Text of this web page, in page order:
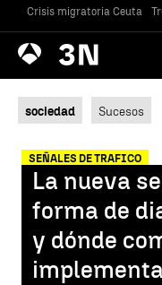
Crisis migratoria Ceuta
Antena
3 Noticias
sociedad Sucesos
SEÑALES DE TRAFICO
La nueva
forma de
y dónde